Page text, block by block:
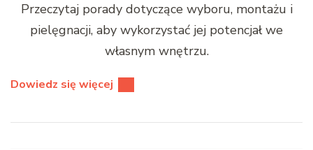
Przeczytaj porady dotyczące wyboru, montażu i
pielęgnacji, aby wykorzystać jej potencjał we
własnym wnętrzu.
Dowiedz się więcej